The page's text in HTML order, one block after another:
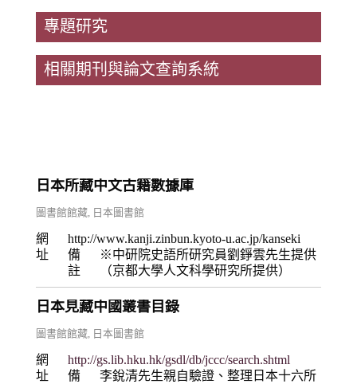
專題研究
相關期刊與論文查詢系統
日本所藏中文古籍數據庫
圖書館館藏, 日本圖書館
網
址
http://www.kanji.zinbun.kyoto-u.ac.jp/kanseki
備
註
※中研院史語所研究員劉錚雲先生提供
（京都大學人文科學研究所提供）
日本見藏中國叢書目錄
圖書館館藏, 日本圖書館
網
址
http://gs.lib.hku.hk/gsdl/db/jccc/search.shtml
備
李銳清先生親自驗證、整理日本十六所